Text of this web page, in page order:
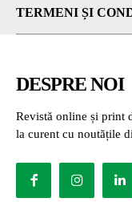
TERMENI ȘI
DESPRE NOI
Revistă online și print
la curent cu noutățile